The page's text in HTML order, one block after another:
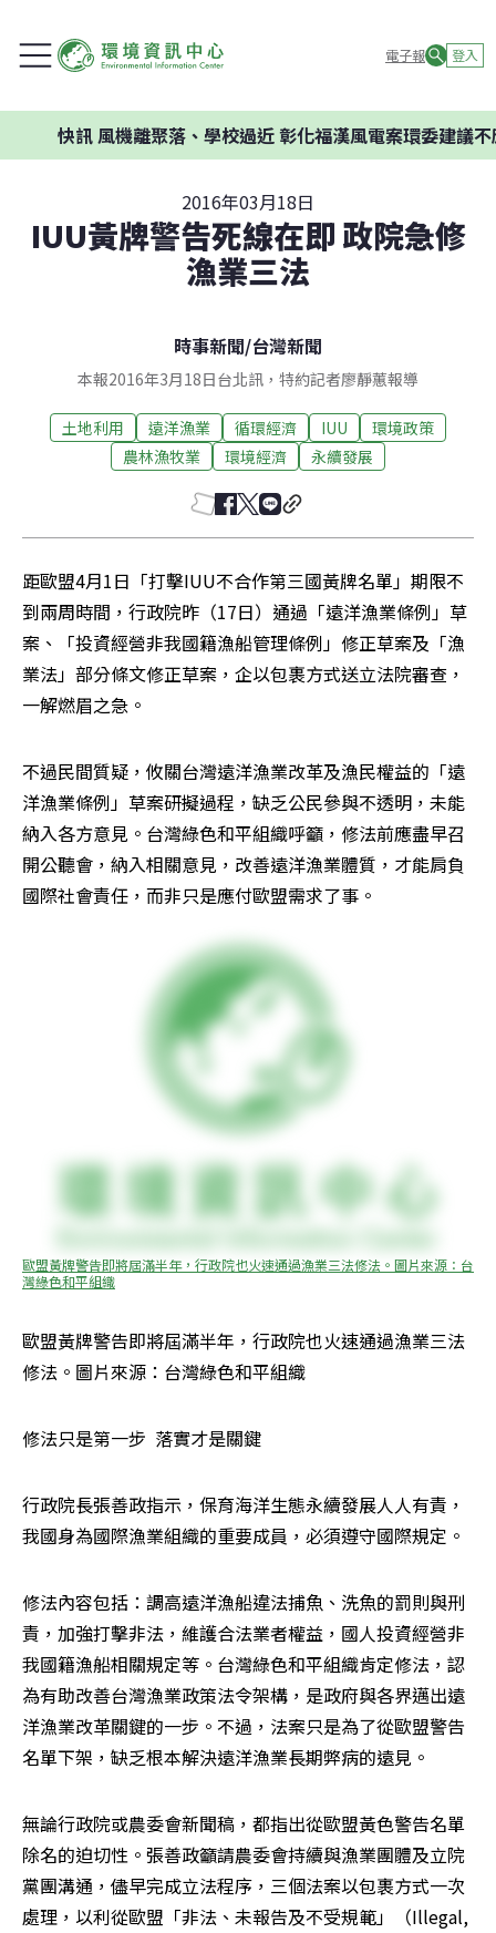
電子報 登入
風機離聚落、學校過近 彰化福漢風電案環委建議不應開發
2016年03月18日
IUU黃牌警告死線在即 政院急修
漁業三法
時事新聞/台灣新聞
本報2016年3月18日台北訊，特約記者廖靜蕙報導
土地利用 遠洋漁業 循環經濟 IUU
環境政策
農林漁牧業
環境經濟 永續發展
距歐盟4月1日「打擊IUU不合作第三國黃牌名單」期限不
到兩周時間，行政院昨（17日）通過「遠洋漁業條例」草
案、「投資經營非我國籍漁船管理條例」修正草案及「漁
業法」部分條文修正草案，企以包裹方式送立法院審查，
一解燃眉之急。
不過民間質疑，攸關台灣遠洋漁業改革及漁民權益的「遠
洋漁業條例」草案研擬過程，缺乏公民參與不透明，未能
納入各方意見。台灣綠色和平組織呼籲，修法前應盡早召
開公聽會，納入相關意見，改善遠洋漁業體質，才能肩負
國際社會責任，而非只是應付歐盟需求了事。
歐盟黃牌警告即將屆滿半年，行政院也火速通過漁業三法修法。圖片來源：台
灣綠色和平組織
歐盟黃牌警告即將屆滿半年，行政院也火速通過漁業三法
修法。圖片來源：台灣綠色和平組織
修法只是第一步  落實才是關鍵
行政院長張善政指示，保育海洋生態永續發展人人有責，
我國身為國際漁業組織的重要成員，必須遵守國際規定。
修法內容包括：調高遠洋漁船違法捕魚、洗魚的罰則與刑
責，加強打擊非法，維護合法業者權益，國人投資經營非
我國籍漁船相關規定等。台灣綠色和平組織肯定修法，認
為有助改善台灣漁業政策法令架構，是政府與各界邁出遠
洋漁業改革關鍵的一步。不過，法案只是為了從歐盟警告
名單下架，缺乏根本解決遠洋漁業長期弊病的遠見。
無論行政院或農委會新聞稿，都指出從歐盟黃色警告名單
除名的迫切性。張善政籲請農委會持續與漁業團體及立院
黨團溝通，儘早完成立法程序，三個法案以包裹方式一次
處理，以利從歐盟「非法、未報告及不受規範」（Illegal,